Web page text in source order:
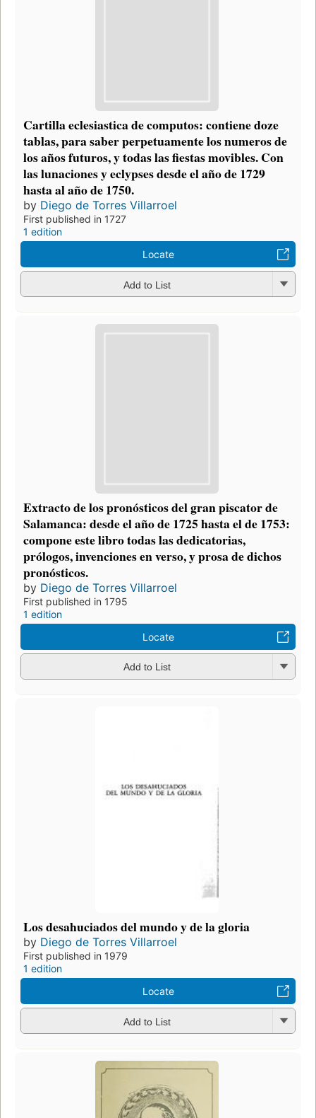
Cartilla eclesiastica de computos: contiene doze
tablas, para saber perpetuamente los numeros de
los años futuros, y todas las fiestas movibles. Con
las lunaciones y eclypses desde el año de 1729
hasta al año de 1750.
by Diego de Torres Villarroel
First published in 1727
1 edition
Locate
Add to List
Extracto de los pronósticos del gran piscator de
Salamanca: desde el año de 1725 hasta el de 1753:
compone este libro todas las dedicatorias,
prólogos, invenciones en verso, y prosa de dichos
pronósticos.
by Diego de Torres Villarroel
First published in 1795
1 edition
Locate
Add to List
Los desahuciados del mundo y de la gloria
by Diego de Torres Villarroel
First published in 1979
1 edition
Locate
Add to List